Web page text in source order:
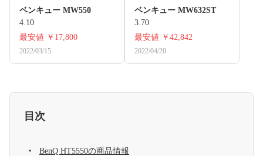
ベンキュー MW550
4.10
最安値 ￥17,800
2022/03/15
ベンキュー MW632ST
3.70
最安値 ￥42,842
2022/04/20
目次
BenQ HT5550の商品情報